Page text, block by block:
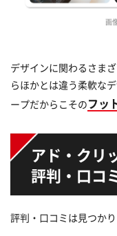
画
デザインに関わるさま
らほかとは違う柔軟な
ープだからこそのフッ
アド・クリ
評判・口コ
評判・口コミは見つかり